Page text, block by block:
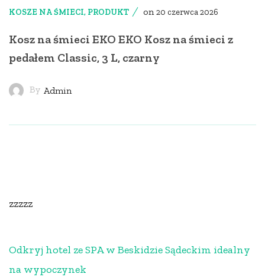
KOSZE NA ŚMIECI, PRODUKT on20 czerwca 2026
Kosz na śmieci EKO EKO Kosz na śmieci z
pedałem Classic, 3 L, czarny
By Admin
zzzzz
Odkryj hotel ze SPA w Beskidzie Sądeckim idealny
na wypoczynek